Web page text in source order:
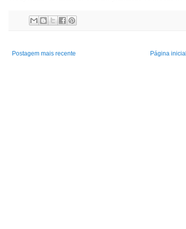
Postagem mais recente Página inicial